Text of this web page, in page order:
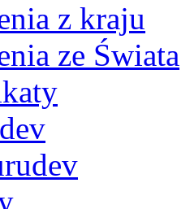
z kraju
ze Świata